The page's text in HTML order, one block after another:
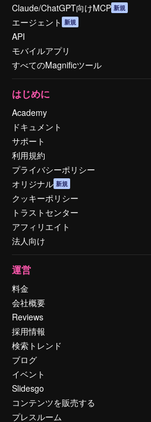
Claude/ChatGPT向けMCP 新規
エージェント 新規
API
モバイルアプリ
すべてのMagnificツール
はじめに
Academy
ドキュメント
サポート
利用規約
プライバシーポリシー
オリジナル 新規
クッキーポリシー
トラストセンター
アフィリエイト
法人向け
運営
料金
会社概要
Reviews
採用情報
検索トレンド
ブログ
イベント
Slidesgo
コンテンツを販売する
プレスルーム